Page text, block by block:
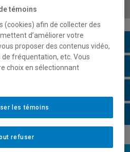
témoins
(cookies) afin de collecter des
d’améliorer votre
proposer des contenus vidéo,
de fréquentation, etc. Vous
choix en sélectionnant
refuser
les témoins